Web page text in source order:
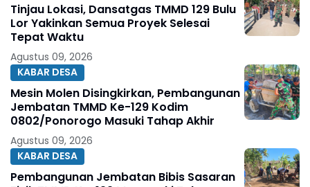
Tinjau Lokasi, Dansatgas TMMD 129 Bulu
Lor Yakinkan Semua Proyek Selesai
Tepat Waktu
Agustus 09, 2026
KABAR DESA
Mesin Molen Disingkirkan, Pembangunan
Jembatan TMMD Ke-129 Kodim
0802/Ponorogo Masuki Tahap Akhir
Agustus 09, 2026
KABAR DESA
Pembangunan Jembatan Bibis Sasaran